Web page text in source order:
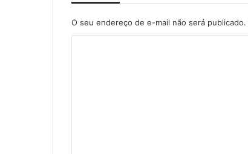
O seu endereço de e-mail não será publicado.